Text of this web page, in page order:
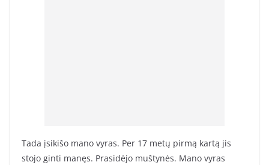
Tada įsikišo mano vyras. Per 17 metų pirmą kartą jis
stojo ginti manęs. Prasidėjo muštynės. Mano vyras